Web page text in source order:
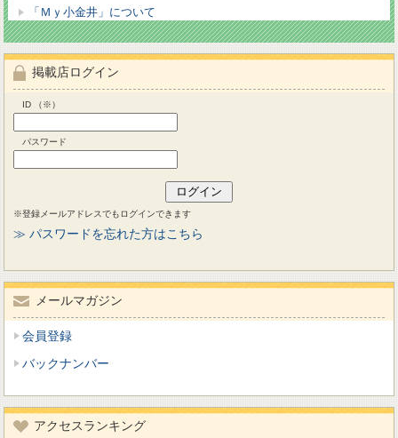
「Ｍｙ小金井」について
掲載店ログイン
ID （※）
パスワード
※登録メールアドレスでもログインできます
≫ パスワードを忘れた方はこちら
メールマガジン
会員登録
バックナンバー
アクセスランキング